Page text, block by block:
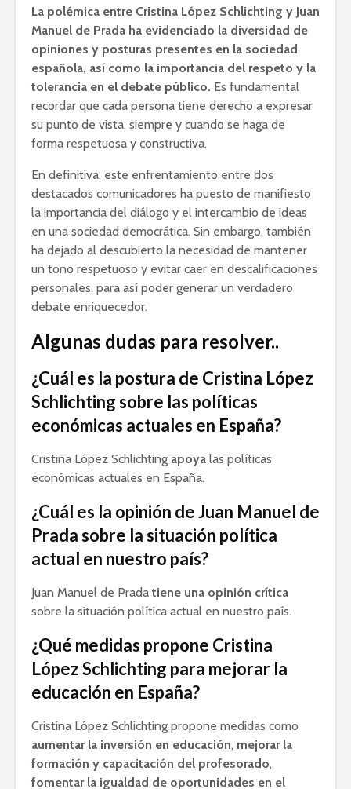
La polémica entre Cristina López Schlichting y Juan
Manuel de Prada ha evidenciado la diversidad de
opiniones y posturas presentes en la sociedad
española, así como la importancia del respeto y la
tolerancia en el debate público. Es fundamental
recordar que cada persona tiene derecho a expresar
su punto de vista, siempre y cuando se haga de
forma respetuosa y constructiva.
En definitiva, este enfrentamiento entre dos
destacados comunicadores ha puesto de manifiesto
la importancia del diálogo y el intercambio de ideas
en una sociedad democrática. Sin embargo, también
ha dejado al descubierto la necesidad de mantener
un tono respetuoso y evitar caer en descalificaciones
personales, para así poder generar un verdadero
debate enriquecedor.
Algunas dudas para resolver..
¿Cuál es la postura de Cristina López
Schlichting sobre las políticas
económicas actuales en España?
Cristina López Schlichting apoya las políticas
económicas actuales en España.
¿Cuál es la opinión de Juan Manuel de
Prada sobre la situación política
actual en nuestro país?
Juan Manuel de Prada tiene una opinión crítica
sobre la situación política actual en nuestro país.
¿Qué medidas propone Cristina
López Schlichting para mejorar la
educación en España?
Cristina López Schlichting propone medidas como
aumentar la inversión en educación, mejorar la
formación y capacitación del profesorado,
fomentar la igualdad de oportunidades en el